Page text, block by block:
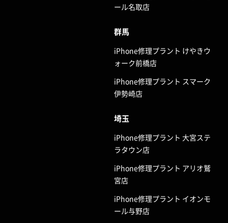
ール名取店
群馬
iPhone修理プラント けやきウ
ォーク前橋店
iPhone修理プラント スマーク
伊勢崎店
埼玉
iPhone修理プラント 大宮ステ
ラタウン店
iPhone修理プラント アリオ鷲
宮店
iPhone修理プラント イオンモ
ール与野店